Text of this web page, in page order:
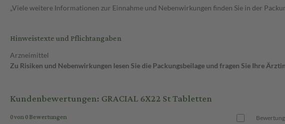
„Viele weitere Informationen zur Einnahme und Nebenwirkungen finden Sie in der
Hinweistexte und Pflichtangaben
Arzneimittel
Zu Risiken und Nebenwirkungen lesen Sie die Packungsbeilage und fragen Sie Ihre
Kundenbewertungen: GRACIAL 6X22 St Tabletten
0 von 0 Bewertungen